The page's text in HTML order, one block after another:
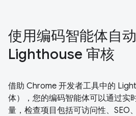
使用编码智能体自
Lighthouse 审核
借助 Chrome 开发者工具中的
体），您的编码智能体可以通过实
量，检查项目包括可访问性、SEO